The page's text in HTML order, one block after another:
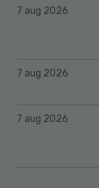
7 aug 2026
7 aug 2026
7 aug 2026